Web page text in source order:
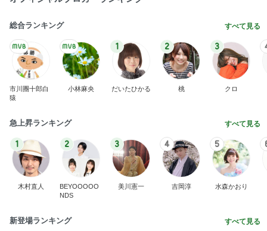
総合ランキング すべて見る
市川團十郎白
猿
小林麻央
1
だいたひかる
2
桃
3
クロ
急上昇ランキング すべて見る
1
木村直人
2
BEYOOOOO
NDS
3
美川憲一
4
吉岡淳
5
水森かおり
新登場ランキング すべて見る